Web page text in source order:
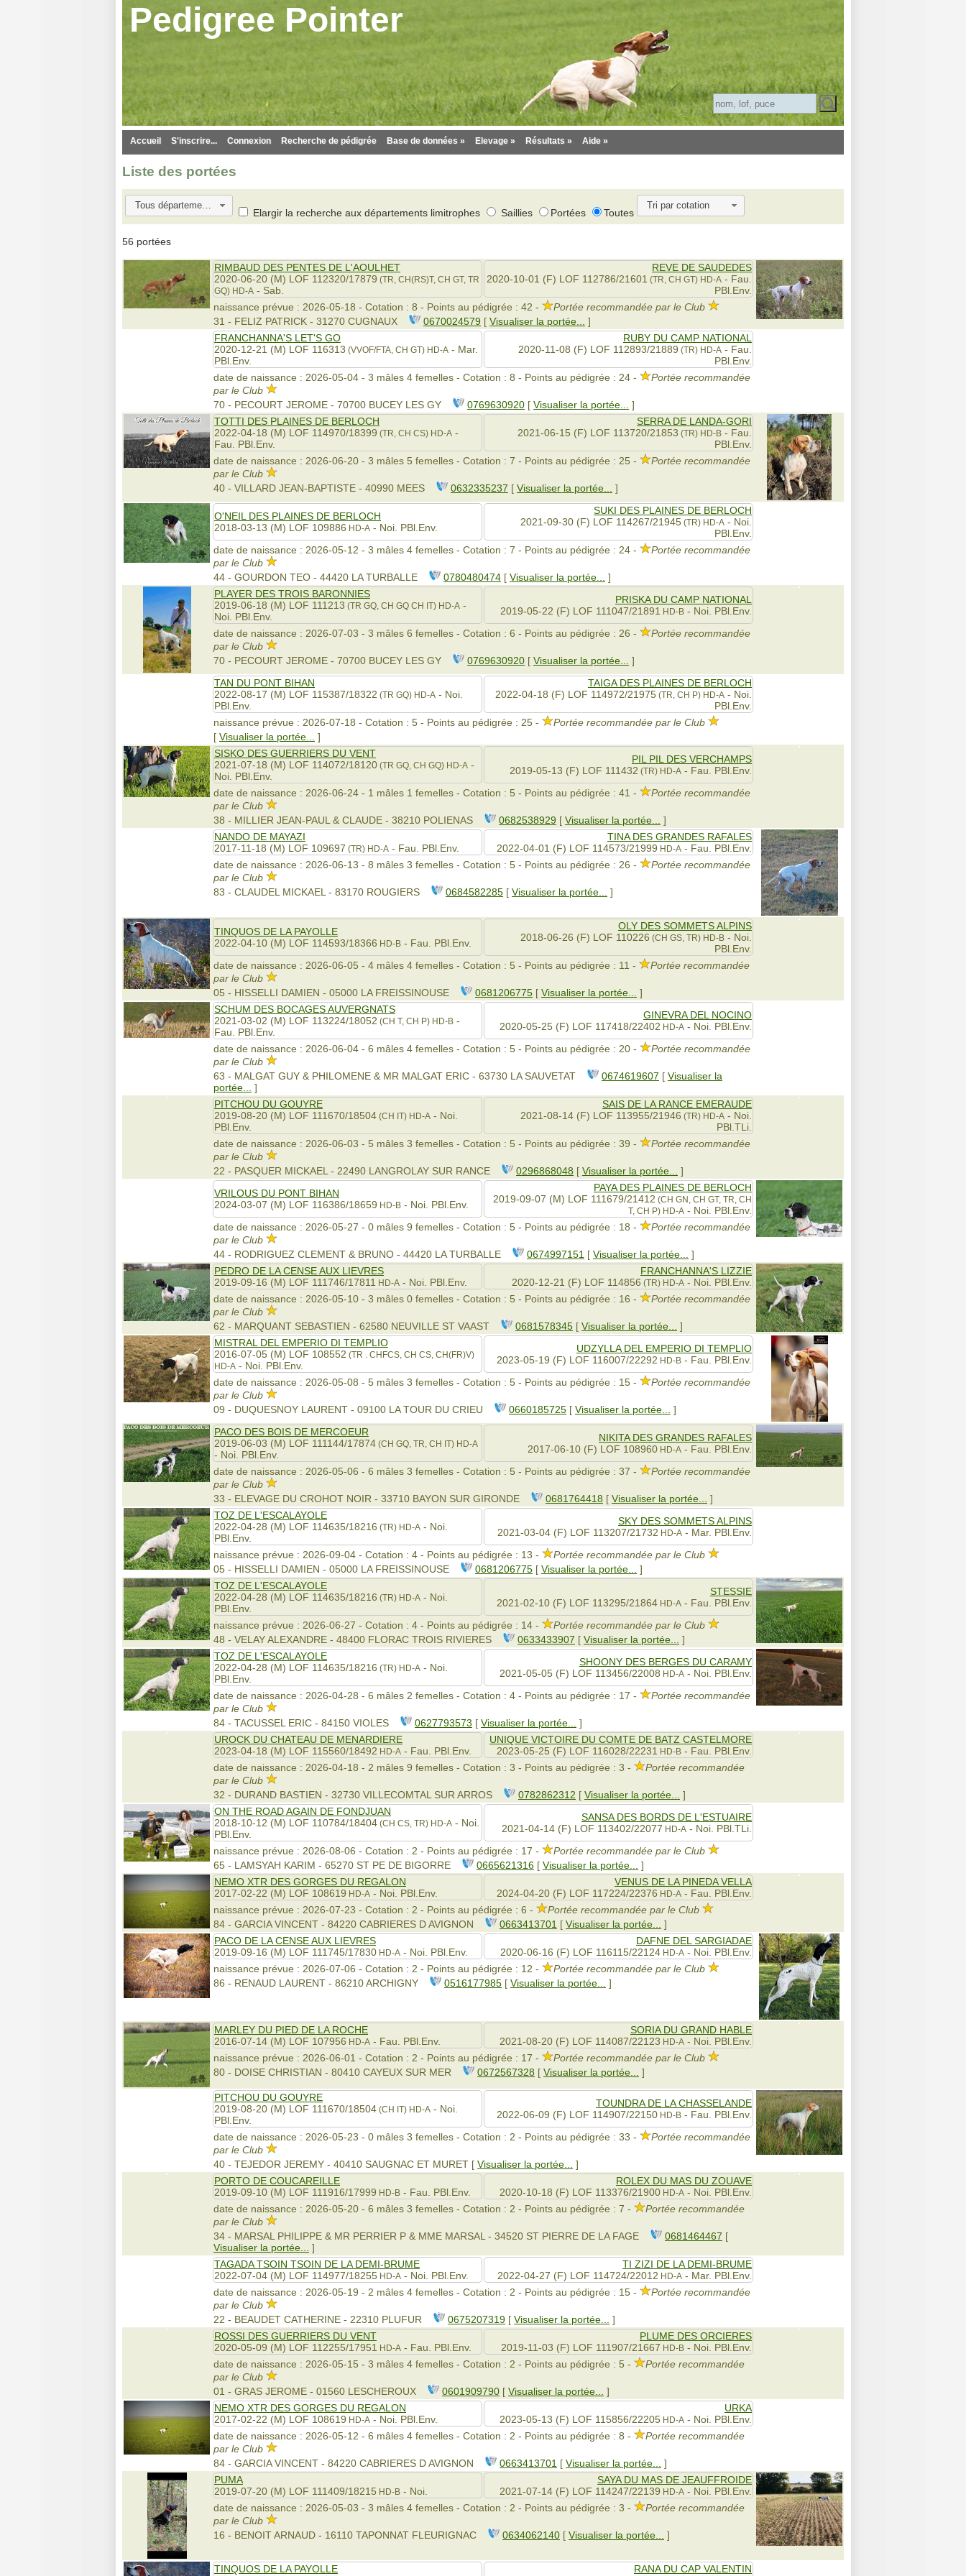
Pedigree Pointer
Accueil S'inscrire... Connexion Recherche de pédigrée Base de données » Elevage » Résultats » Aide »
Liste des portées
Tous départements
Elargir la recherche aux départements limitrophes Saillies Portées Toutes
Tri par cotation
56 portées
RIMBAUD DES PENTES DE L'AOULHET
2020-06-20 (M) LOF 112320/17879 (TR, CH(RS)T, CH GT, TR
GQ) HD-A - Sab.
REVE DE SAUDEDES
2020-10-01 (F) LOF 112786/21601 (TR, CH GT) HD-A - Fau.
PBl.Env.
naissance prévue : 2026-05-18 - Cotation : 8 - Points au pédigrée : 42 -
Portée recommandée par le Club
31 - FELIZ PATRICK - 31270 CUGNAUX
0670024579 [ Visualiser la portée...
]
FRANCHANNA'S LET'S GO
2020-12-21 (M) LOF 116313 (VVOF/FTA, CH GT) HD-A - Mar.
PBl.Env.
RUBY DU CAMP NATIONAL
2020-11-08 (F) LOF 112893/21889 (TR) HD-A - Fau.
PBl.Env.
date de naissance : 2026-05-04 - 3 mâles 4 femelles - Cotation : 8 - Points au pédigrée : 24 -
Portée recommandée
par le Club
70 - PECOURT JEROME - 70700 BUCEY LES GY
0769630920 [ Visualiser la portée...
]
TOTTI DES PLAINES DE BERLOCH
2022-04-18 (M) LOF 114970/18399 (TR, CH CS) HD-A -
Fau. PBl.Env.
SERRA DE LANDA-GORI
2021-06-15 (F) LOF 113720/21853 (TR) HD-B - Fau.
PBl.Env.
date de naissance : 2026-06-20 - 3 mâles 5 femelles - Cotation : 7 - Points au pédigrée : 25 -
Portée recommandée
par le Club
40 - VILLARD JEAN-BAPTISTE - 40990 MEES
0632335237 [ Visualiser la portée... ]
O'NEIL DES PLAINES DE BERLOCH
2018-03-13 (M) LOF 109886 HD-A - Noi. PBl.Env.
SUKI DES PLAINES DE BERLOCH
2021-09-30 (F) LOF 114267/21945 (TR) HD-A - Noi.
PBl.Env.
date de naissance : 2026-05-12 - 3 mâles 4 femelles - Cotation : 7 - Points au pédigrée : 24 -
Portée recommandée
par le Club
44 - GOURDON TEO - 44420 LA TURBALLE
0780480474 [ Visualiser la portée...
]
PLAYER DES TROIS BARONNIES
2019-06-18 (M) LOF 111213 (TR GQ, CH GQ CH IT) HD-A -
Noi. PBl.Env.
PRISKA DU CAMP NATIONAL
2019-05-22 (F) LOF 111047/21891
HD-B - Noi. PBl.Env.
date de naissance : 2026-07-03 - 3 mâles 6 femelles - Cotation : 6 - Points au pédigrée : 26 -
Portée recommandée
par le Club
70 - PECOURT JEROME - 70700 BUCEY LES GY
0769630920 [ Visualiser la portée...
]
TAN DU PONT BIHAN
2022-08-17 (M) LOF 115387/18322 (TR GQ) HD-A - Noi.
PBl.Env.
TAIGA DES PLAINES DE BERLOCH
2022-04-18 (F) LOF 114972/21975 (TR, CH P) HD-A - Noi.
PBl.Env.
naissance prévue : 2026-07-18 - Cotation : 5 - Points au pédigrée : 25 -
Portée recommandée par le Club
[ Visualiser la portée...
]
SISKO DES GUERRIERS DU VENT
2021-07-18 (M) LOF 114072/18120 (TR GQ, CH GQ) HD-A -
Noi. PBl.Env.
PIL PIL DES VERCHAMPS
2019-05-13 (F) LOF 111432 (TR) HD-A - Fau. PBl.Env.
date de naissance : 2026-06-24 - 1 mâles 1 femelles - Cotation : 5 - Points au pédigrée : 41 -
Portée recommandée
par le Club
38 - MILLIER JEAN-PAUL & CLAUDE - 38210 POLIENAS
0682538929 [ Visualiser la portée...
]
NANDO DE MAYAZI
2017-11-18 (M) LOF 109697 (TR) HD-A - Fau. PBl.Env.
TINA DES GRANDES RAFALES
2022-04-01 (F) LOF 114573/21999 HD-A - Fau. PBl.Env.
date de naissance : 2026-06-13 - 8 mâles 3 femelles - Cotation : 5 - Points au pédigrée : 26 -
Portée recommandée
par le Club
83 - CLAUDEL MICKAEL - 83170 ROUGIERS
0684582285 [ Visualiser la portée... ]
TINQUOS DE LA PAYOLLE
2022-04-10 (M) LOF 114593/18366 HD-B - Fau. PBl.Env.
OLY DES SOMMETS ALPINS
2018-06-26 (F) LOF 110226 (CH GS, TR) HD-B - Noi.
PBl.Env.
date de naissance : 2026-06-05 - 4 mâles 4 femelles - Cotation : 5 - Points au pédigrée : 11 -
Portée recommandée
par le Club
05 - HISSELLI DAMIEN - 05000 LA FREISSINOUSE
0681206775 [ Visualiser la portée...
]
SCHUM DES BOCAGES AUVERGNATS
2021-03-02 (M) LOF 113224/18052 (CH T, CH P) HD-B -
Fau. PBl.Env.
GINEVRA DEL NOCINO
2020-05-25 (F) LOF 117418/22402 HD-A - Noi. PBl.Env.
date de naissance : 2026-06-04 - 6 mâles 4 femelles - Cotation : 5 - Points au pédigrée : 20 -
Portée recommandée
par le Club
63 - MALGAT GUY & PHILOMENE & MR MALGAT ERIC - 63730 LA SAUVETAT
0674619607 [ Visualiser la
portée...
]
PITCHOU DU GOUYRE
2019-08-20 (M) LOF 111670/18504 (CH IT) HD-A - Noi.
PBl.Env.
SAIS DE LA RANCE EMERAUDE
2021-08-14 (F) LOF 113955/21946 (TR) HD-A - Noi.
PBl.TLi.
date de naissance : 2026-06-03 - 5 mâles 3 femelles - Cotation : 5 - Points au pédigrée : 39 -
Portée recommandée
par le Club
22 - PASQUER MICKAEL - 22490 LANGROLAY SUR RANCE
0296868048 [ Visualiser la portée...
]
VRILOUS DU PONT BIHAN
2024-03-07 (M) LOF 116386/18659 HD-B - Noi. PBl.Env.
PAYA DES PLAINES DE BERLOCH
2019-09-07 (M) LOF 111679/21412 (CH GN, CH GT, TR, CH
T, CH P) HD-A - Noi. PBl.Env.
date de naissance : 2026-05-27 - 0 mâles 9 femelles - Cotation : 5 - Points au pédigrée : 18 -
Portée recommandée
par le Club
44 - RODRIGUEZ CLEMENT & BRUNO - 44420 LA TURBALLE
0674997151 [ Visualiser la portée...
]
PEDRO DE LA CENSE AUX LIEVRES
2019-09-16 (M) LOF 111746/17811
HD-A - Noi. PBl.Env.
FRANCHANNA'S LIZZIE
2020-12-21 (F) LOF 114856 (TR) HD-A - Noi. PBl.Env.
date de naissance : 2026-05-10 - 3 mâles 0 femelles - Cotation : 5 - Points au pédigrée : 16 -
Portée recommandée
par le Club
62 - MARQUANT SEBASTIEN - 62580 NEUVILLE ST VAAST
0681578345 [ Visualiser la portée...
]
MISTRAL DEL EMPERIO DI TEMPLIO
2016-07-05 (M) LOF 108552 (TR . CHFCS, CH CS, CH(FR)V)
HD-A - Noi. PBl.Env.
UDZYLLA DEL EMPERIO DI TEMPLIO
2023-05-19 (F) LOF 116007/22292 HD-B - Fau. PBl.Env.
date de naissance : 2026-05-08 - 5 mâles 3 femelles - Cotation : 5 - Points au pédigrée : 15 -
Portée recommandée
par le Club
09 - DUQUESNOY LAURENT - 09100 LA TOUR DU CRIEU
0660185725 [ Visualiser la portée...
]
PACO DES BOIS DE MERCOEUR
2019-06-03 (M) LOF 111144/17874 (CH GQ, TR, CH IT) HD-A
- Noi. PBl.Env.
NIKITA DES GRANDES RAFALES
2017-06-10 (F) LOF 108960 HD-A - Fau. PBl.Env.
date de naissance : 2026-05-06 - 6 mâles 3 femelles - Cotation : 5 - Points au pédigrée : 37 -
Portée recommandée
par le Club
33 - ELEVAGE DU CROHOT NOIR - 33710 BAYON SUR GIRONDE
0681764418 [ Visualiser la portée...
]
TOZ DE L'ESCALAYOLE
2022-04-28 (M) LOF 114635/18216 (TR) HD-A - Noi.
PBl.Env.
SKY DES SOMMETS ALPINS
2021-03-04 (F) LOF 113207/21732 HD-A - Mar. PBl.Env.
naissance prévue : 2026-09-04 - Cotation : 4 - Points au pédigrée : 13 -
Portée recommandée par le Club
05 - HISSELLI DAMIEN - 05000 LA FREISSINOUSE
0681206775 [ Visualiser la portée...
]
TOZ DE L'ESCALAYOLE
2022-04-28 (M) LOF 114635/18216 (TR) HD-A - Noi.
PBl.Env.
STESSIE
2021-02-10 (F) LOF 113295/21864 HD-A - Fau. PBl.Env.
naissance prévue : 2026-06-27 - Cotation : 4 - Points au pédigrée : 14 -
Portée recommandée par le Club
48 - VELAY ALEXANDRE - 48400 FLORAC TROIS RIVIERES
0633433907 [ Visualiser la portée...
]
TOZ DE L'ESCALAYOLE
2022-04-28 (M) LOF 114635/18216 (TR) HD-A - Noi.
PBl.Env.
SHOONY DES BERGES DU CARAMY
2021-05-05 (F) LOF 113456/22008 HD-A - Noi. PBl.Env.
date de naissance : 2026-04-28 - 6 mâles 2 femelles - Cotation : 4 - Points au pédigrée : 17 -
Portée recommandée
par le Club
84 - TACUSSEL ERIC - 84150 VIOLES
0627793573 [ Visualiser la portée...
]
UROCK DU CHATEAU DE MENARDIERE
2023-04-18 (M) LOF 115560/18492 HD-A - Fau. PBl.Env.
UNIQUE VICTOIRE DU COMTE DE BATZ CASTELMORE
2023-05-25 (F) LOF 116028/22231
HD-B - Fau. PBl.Env.
date de naissance : 2026-04-18 - 2 mâles 9 femelles - Cotation : 3 - Points au pédigrée : 3 -
Portée recommandée
par le Club
32 - DURAND BASTIEN - 32730 VILLECOMTAL SUR ARROS
0782862312 [ Visualiser la portée...
]
ON THE ROAD AGAIN DE FONDJUAN
2018-10-12 (M) LOF 110784/18404 (CH CS, TR) HD-A - Noi.
PBl.Env.
SANSA DES BORDS DE L'ESTUAIRE
2021-04-14 (F) LOF 113402/22077 HD-A - Noi. PBl.TLi.
naissance prévue : 2026-08-06 - Cotation : 2 - Points au pédigrée : 17 -
Portée recommandée par le Club
65 - LAMSYAH KARIM - 65270 ST PE DE BIGORRE
0665621316 [ Visualiser la portée...
]
NEMO XTR DES GORGES DU REGALON
2017-02-22 (M) LOF 108619 HD-A - Noi. PBl.Env.
VENUS DE LA PINEDA VELLA
2024-04-20 (F) LOF 117224/22376 HD-A - Fau. PBl.Env.
naissance prévue : 2026-07-23 - Cotation : 2 - Points au pédigrée : 6 -
Portée recommandée par le Club
84 - GARCIA VINCENT - 84220 CABRIERES D AVIGNON
0663413701 [ Visualiser la portée...
]
PACO DE LA CENSE AUX LIEVRES
2019-09-16 (M) LOF 111745/17830 HD-A - Noi. PBl.Env.
DAFNE DEL SARGIADAE
2020-06-16 (F) LOF 116115/22124 HD-A - Noi. PBl.Env.
naissance prévue : 2026-07-06 - Cotation : 2 - Points au pédigrée : 12 -
Portée recommandée par le Club
86 - RENAUD LAURENT - 86210 ARCHIGNY
0516177985 [ Visualiser la portée... ]
MARLEY DU PIED DE LA ROCHE
2016-07-14 (M) LOF 107956 HD-A - Fau. PBl.Env.
SORIA DU GRAND HABLE
2021-08-20 (F) LOF 114087/22123 HD-A - Noi. PBl.Env.
naissance prévue : 2026-06-01 - Cotation : 2 - Points au pédigrée : 17 -
Portée recommandée par le Club
80 - DOISE CHRISTIAN - 80410 CAYEUX SUR MER
0672567328 [ Visualiser la portée... ]
PITCHOU DU GOUYRE
2019-08-20 (M) LOF 111670/18504 (CH IT) HD-A - Noi.
PBl.Env.
TOUNDRA DE LA CHASSELANDE
2022-06-09 (F) LOF 114907/22150 HD-B - Fau. PBl.Env.
date de naissance : 2026-05-23 - 0 mâles 3 femelles - Cotation : 2 - Points au pédigrée : 33 -
Portée recommandée
par le Club
40 - TEJEDOR JEREMY - 40410 SAUGNAC ET MURET [ Visualiser la portée...
]
PORTO DE COUCAREILLE
2019-09-10 (M) LOF 111916/17999 HD-B - Fau. PBl.Env.
ROLEX DU MAS DU ZOUAVE
2020-10-18 (F) LOF 113376/21900 HD-A - Noi. PBl.Env.
date de naissance : 2026-05-20 - 6 mâles 3 femelles - Cotation : 2 - Points au pédigrée : 7 -
Portée recommandée
par le Club
34 - MARSAL PHILIPPE & MR PERRIER P & MME MARSAL - 34520 ST PIERRE DE LA FAGE
0681464467 [
Visualiser la portée...
]
TAGADA TSOIN TSOIN DE LA DEMI-BRUME
2022-07-04 (M) LOF 114977/18255 HD-A - Noi. PBl.Env.
TI ZIZI DE LA DEMI-BRUME
2022-04-27 (F) LOF 114724/22012 HD-A - Mar. PBl.Env.
date de naissance : 2026-05-19 - 2 mâles 4 femelles - Cotation : 2 - Points au pédigrée : 15 -
Portée recommandée
par le Club
22 - BEAUDET CATHERINE - 22310 PLUFUR
0675207319 [ Visualiser la portée...
]
ROSSI DES GUERRIERS DU VENT
2020-05-09 (M) LOF 112255/17951
HD-A - Fau. PBl.Env.
PLUME DES ORCIERES
2019-11-03 (F) LOF 111907/21667 HD-B - Noi. PBl.Env.
date de naissance : 2026-05-15 - 3 mâles 4 femelles - Cotation : 2 - Points au pédigrée : 5 -
Portée recommandée
par le Club
01 - GRAS JEROME - 01560 LESCHEROUX
0601909790 [ Visualiser la portée...
]
NEMO XTR DES GORGES DU REGALON
2017-02-22 (M) LOF 108619 HD-A - Noi. PBl.Env.
URKA
2023-05-13 (F) LOF 115856/22205 HD-A - Noi. PBl.Env.
date de naissance : 2026-05-12 - 6 mâles 4 femelles - Cotation : 2 - Points au pédigrée : 8 -
Portée recommandée
par le Club
84 - GARCIA VINCENT - 84220 CABRIERES D AVIGNON
0663413701 [ Visualiser la portée...
]
PUMA
2019-07-20 (M) LOF 111409/18215 HD-B - Noi.
SAYA DU MAS DE JEAUFFROIDE
2021-07-14 (F) LOF 114247/22139 HD-A - Noi. PBl.Env.
date de naissance : 2026-05-03 - 3 mâles 4 femelles - Cotation : 2 - Points au pédigrée : 3 -
Portée recommandée
par le Club
16 - BENOIT ARNAUD - 16110 TAPONNAT FLEURIGNAC
0634062140 [ Visualiser la portée... ]
TINQUOS DE LA PAYOLLE
RANA DU CAP VALENTIN